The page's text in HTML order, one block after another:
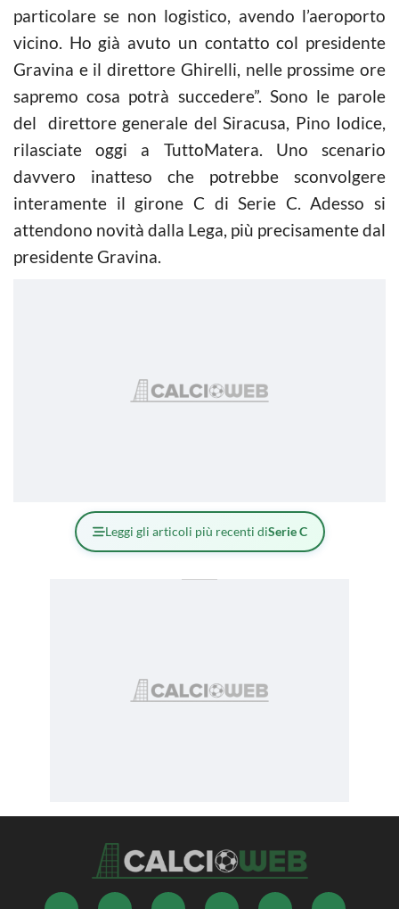
particolare se non logistico, avendo l’aeroporto
vicino. Ho già avuto un contatto col presidente
Gravina e il direttore Ghirelli, nelle prossime ore
sapremo cosa potrà succedere”. Sono le parole
del direttore generale del Siracusa, Pino Iodice,
rilasciate oggi a TuttoMatera. Uno scenario
davvero inatteso che potrebbe sconvolgere
interamente il girone C di Serie C. Adesso si
attendono novità dalla Lega, più precisamente dal
presidente Gravina.
Leggi gli articoli più recenti diSerie C